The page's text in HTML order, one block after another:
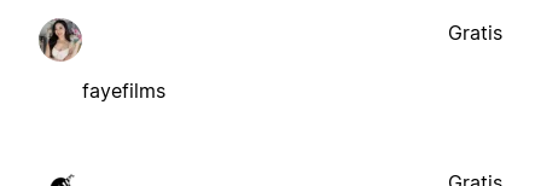
fayefilms
Gratis